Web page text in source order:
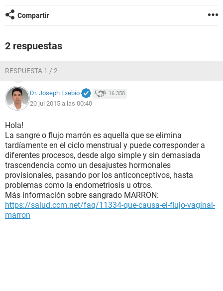
Compartir
2 respuestas
RESPUESTA 1 / 2
Dr. Joseph Exebio 16.358
20 jul 2015 a las 00:40
Hola!
La sangre o flujo marrón es aquella que se elimina
tardíamente en el ciclo menstrual y puede corresponder a
diferentes procesos, desde algo simple y sin demasiada
trascendencia como un desajustes hormonales
provisionales, pasando por los anticonceptivos, hasta
problemas como la endometriosis u otros.
Más información sobre sangrado MARRON:
https://salud.ccm.net/faq/11334-que-causa-el-flujo-vaginal-
marron